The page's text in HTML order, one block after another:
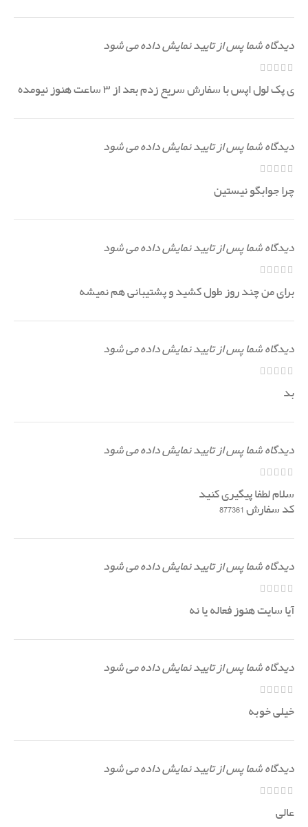
دیدگاه شما پس از تایید نمایش داده می شود
ی پک لول اپس با سفارش سریع زدم بعد از ۳ ساعت هنوز نیومده
دیدگاه شما پس از تایید نمایش داده می شود
چرا جوابگو نیستین
دیدگاه شما پس از تایید نمایش داده می شود
برای من چند روز طول کشید و پشتیبانی هم نمیشه
دیدگاه شما پس از تایید نمایش داده می شود
بد
دیدگاه شما پس از تایید نمایش داده می شود
سلام لطفا پیگیری کنید
کد سفارش 877361
دیدگاه شما پس از تایید نمایش داده می شود
آیا سایت هنوز فعاله یا نه
دیدگاه شما پس از تایید نمایش داده می شود
خیلی خوبه
دیدگاه شما پس از تایید نمایش داده می شود
عالی